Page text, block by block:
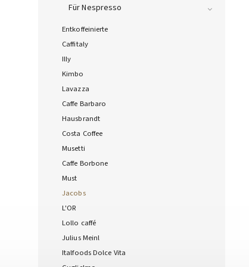
Für Nespresso
Entkoffeinierte
Caffitaly
Illy
Kimbo
Lavazza
Caffe Barbaro
Hausbrandt
Costa Coffee
Musetti
Caffe Borbone
Must
Jacobs
L'OR
Lollo caffé
Julius Meinl
Italfoods Dolce Vita